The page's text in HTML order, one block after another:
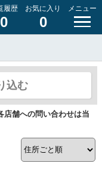
履歴
0
お気に入り
0
メニュー
込む
舗への問い合わせは当